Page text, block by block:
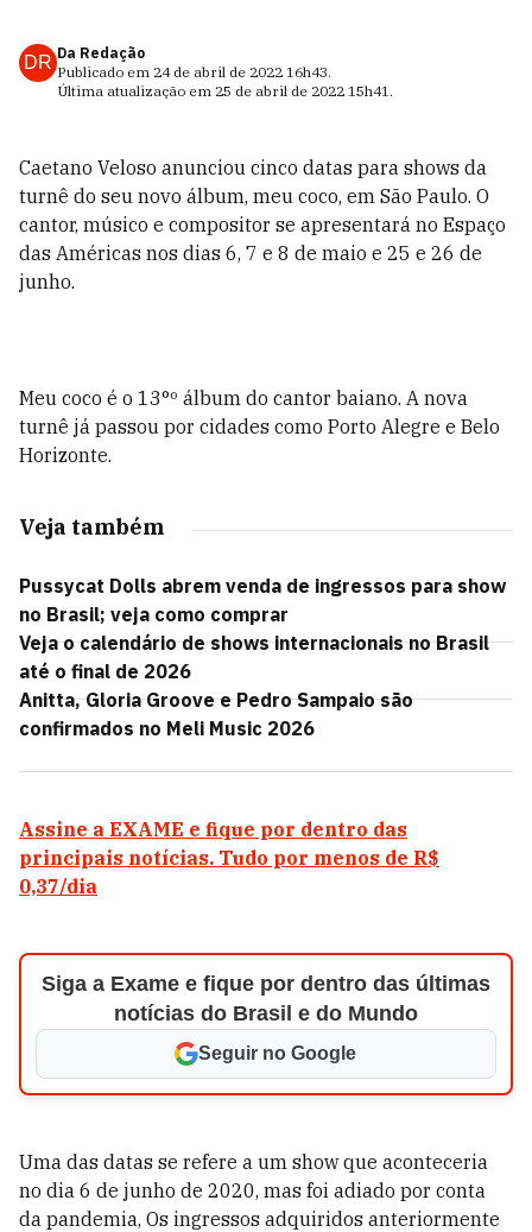
DR Da Redação
Publicado em 24 de abril de 2022 16h43.
Última atualização em 25 de abril de 2022 15h41.
Caetano Veloso anunciou cinco datas para shows da
turnê do seu novo álbum, meu coco, em São Paulo. O
cantor, músico e compositor se apresentará no Espaço
das Américas nos dias 6, 7 e 8 de maio e 25 e 26 de
junho.
Meu coco é o 13°º álbum do cantor baiano. A nova
turnê já passou por cidades como Porto Alegre e Belo
Horizonte.
Veja também
Pussycat Dolls abrem venda de ingressos para show
no Brasil; veja como comprar
Veja o calendário de shows internacionais no Brasil
até o final de 2026
Anitta, Gloria Groove e Pedro Sampaio são
confirmados no Meli Music 2026
Assine a EXAME e fique por dentro das
principais notícias. Tudo por menos de R$
0,37/dia
Siga a Exame e fique por dentro das últimas
notícias do Brasil e do Mundo
Seguir no Google
Uma das datas se refere a um show que aconteceria
no dia 6 de junho de 2020, mas foi adiado por conta
da pandemia, Os ingressos adquiridos anteriormente